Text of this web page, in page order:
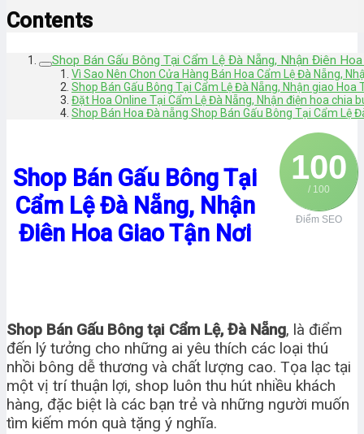
Contents
Shop Bán Gấu Bông Tại Cẩm Lệ Đà Nẵng, Nhận Điên
Vì Sao Nên Chon Cửa Hàng Bán Hoa Cẩm Lệ Đà Nẵng,
Shop Bán Gấu Bông Tại Cẩm Lệ Đà Nẵng, Nhận giao Hoa
Đặt Hoa Online Tại Cẩm Lệ Đà Nẵng, Nhận điện hoa chia
Shop Bán Hoa Đà nẵng Shop Bán Gấu Bông Tại Cẩm Lệ
100
/ 100
Điểm SEO
Shop Bán Gấu Bông Tại
Cẩm Lệ Đà Nẵng, Nhận
Điên Hoa Giao Tận Nơi
Shop Bán Gấu Bông tại Cẩm Lệ, Đà Nẵng, là điểm
đến lý tưởng cho những ai yêu thích các loại thú
nhồi bông dễ thương và chất lượng cao. Tọa lạc tại
một vị trí thuận lợi, shop luôn thu hút nhiều khách
hàng, đặc biệt là các bạn trẻ và những người muốn
tìm kiếm món quà tặng ý nghĩa.